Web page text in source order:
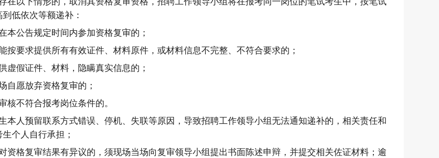
低依次等额递补：
本公告规定时间内参加资格复审的；
按要求提供所有有效证件、材料原件，或材料信息不完整、不符合要求的；
虚假证件、材料，隐瞒真实信息的；
自愿放弃资格复审的；
核不符合报考岗位条件的。
本人预留联系方式错误、停机、失联等原因，导致招聘工作领导小组无法通知递补的，相关责任和
个人自行承担；
资格复审结果有异议的，须现场当场向复审领导小组提出书面陈述申辩，并提交相关佐证材料；逾